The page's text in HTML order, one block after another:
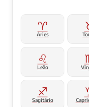
♈
Áries
♌
Leão
♐
Sagitário